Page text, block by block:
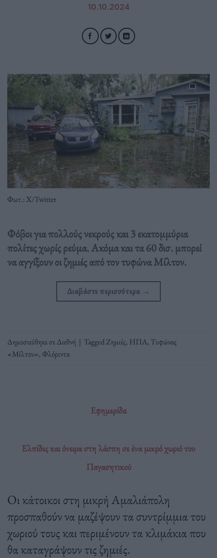
10.10.2024
Φωτ.: Χ/Twitter
Φόβοι για πολλούς νεκρούς και 3 εκατομμύρια
πολίτες χωρίς ρεύμα. Ακόμα και τα 60 δισ. μπορεί
να αγγίξουν οι ζημιές από τον τυφώνα Μίλτον.
Διαβάστε περισσότερα →
Δημοσιεύθηκε σεΔιεθνή | TaggedΖημιές, ΗΠΑ, Τυφώνας
«Μίλτον», Φλόριντα
Εφημερίδα
Ελπίδες και όνειρα στη λάσπη σε ένα μικρό χωριό του
Παγασητικού
Οι κάτοικοι στη μικρή Αμαλιάπολη
προσπαθούν να μαζέψουν τα συντρίμμια του
χωριού τους και περιμένουν τα κλιμάκια που
θα καταγράψουν τις ζημιές.